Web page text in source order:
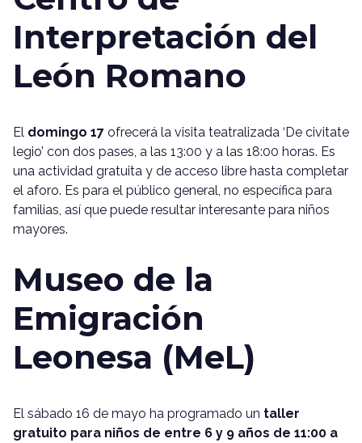
Interpretación del
León Romano
El domingo 17 ofrecerá la visita teatralizada ‘De civitate
legio’ con dos pases, a las 13:00 y a las 18:00 horas. Es
una actividad gratuita y de acceso libre hasta completar
el aforo. Es para el público general, no específica para
familias, así que puede resultar interesante para niños
mayores.
Museo de la
Emigración
Leonesa (MeL)
El sábado 16 de mayo ha programado un taller
gratuito para niños de entre 6 y 9 años de 11:00 a